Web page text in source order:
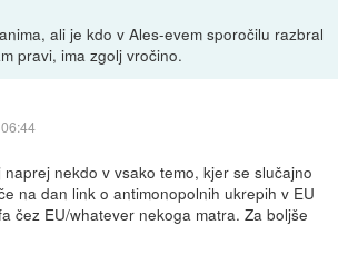
ali je kdo v Ales-evem sporočilu razbral
pravi, ima zgolj vročino.
nekdo v vsako temo, kjer se slučajno
na dan link o antimonopolnih ukrepih v EU
čez EU/whatever nekoga matra. Za boljše